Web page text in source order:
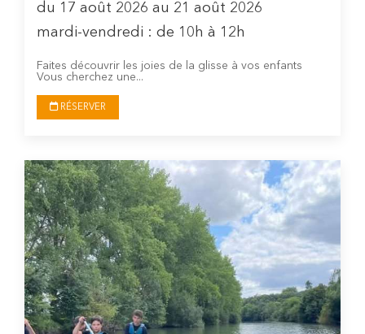
du 17 août 2026 au 21 août 2026
mardi-vendredi : de 10h à 12h
Faites découvrir les joies de la glisse à vos enfants
Vous cherchez une...
RÉSERVER